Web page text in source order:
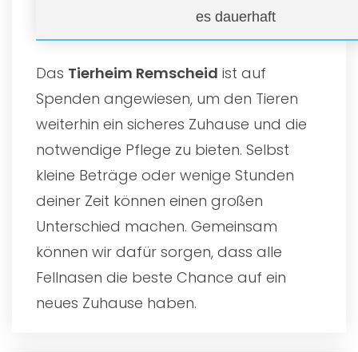
es dauerhaft
Das Tierheim Remscheid ist auf
Spenden angewiesen, um den Tieren
weiterhin ein sicheres Zuhause und die
notwendige Pflege zu bieten. Selbst
kleine Beträge oder wenige Stunden
deiner Zeit können einen großen
Unterschied machen. Gemeinsam
können wir dafür sorgen, dass alle
Fellnasen die beste Chance auf ein
neues Zuhause haben.